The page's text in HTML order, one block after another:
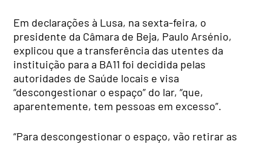
Em declarações à Lusa, na sexta-feira, o
presidente da Câmara de Beja, Paulo Arsénio,
explicou que a transferência das utentes da
instituição para a BA11 foi decidida pelas
autoridades de Saúde locais e visa
“descongestionar o espaço” do lar, “que,
aparentemente, tem pessoas em excesso”.
“Para descongestionar o espaço, vão retirar as